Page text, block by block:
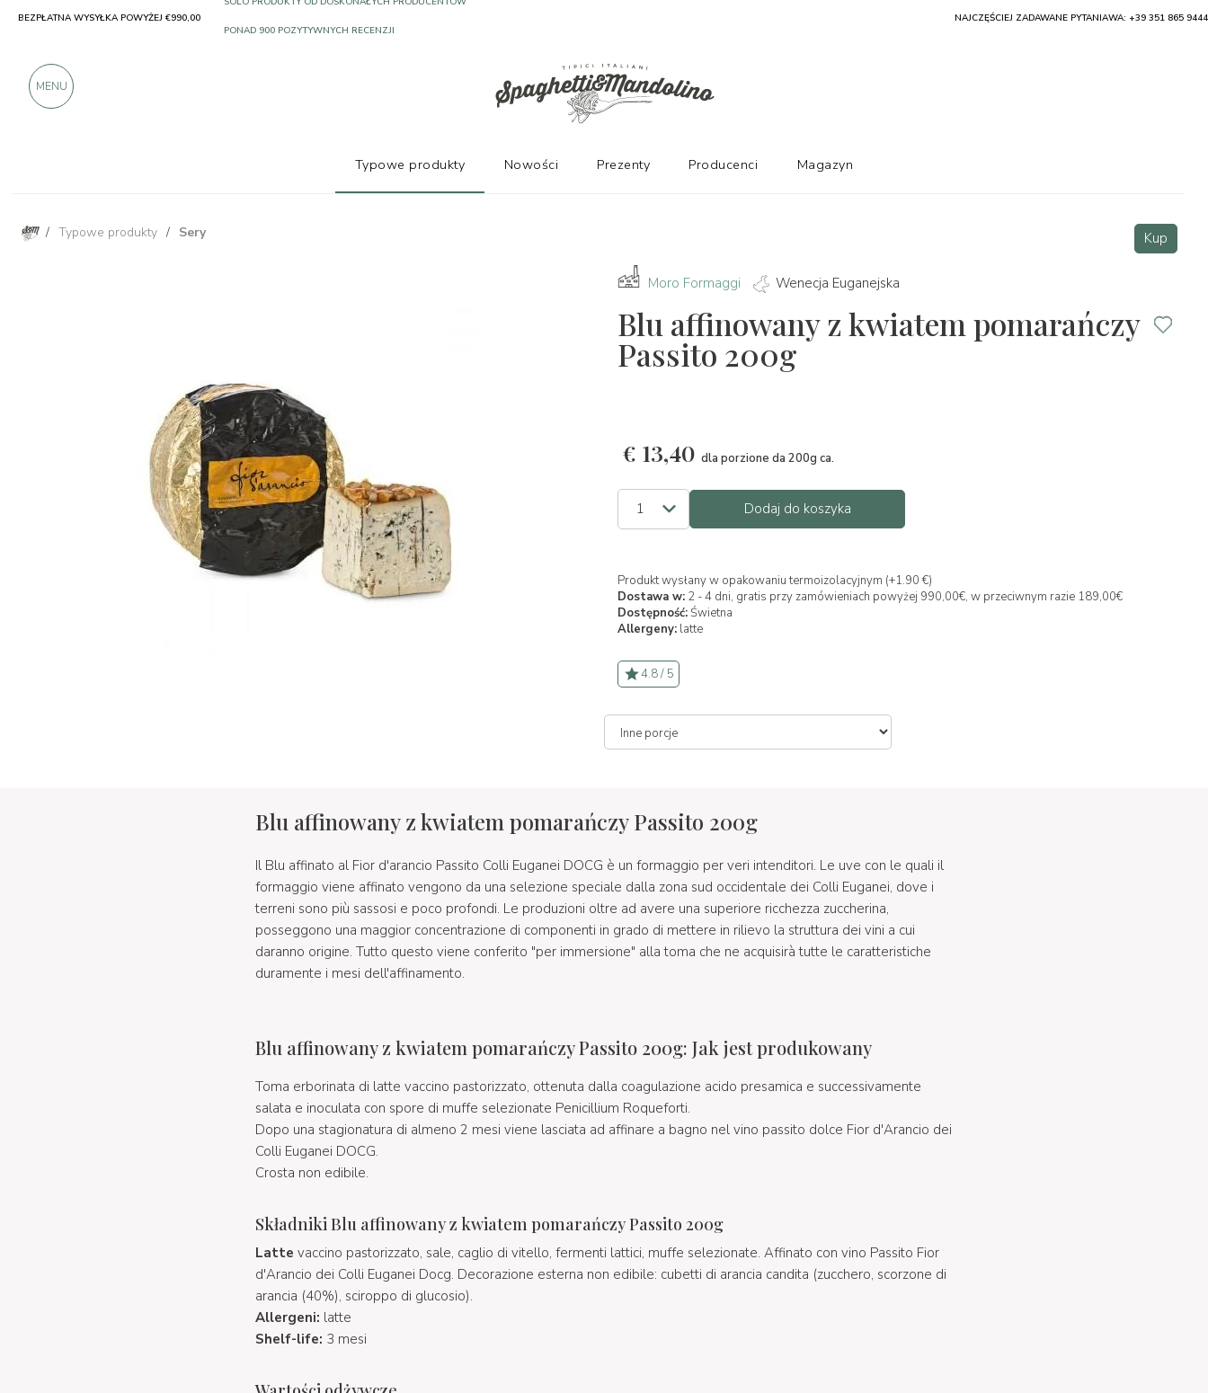
/ Typowe produkty / Sery Kup
Moro Formaggi Wenecja Euganejska
Blu affinowany z kwiatem pomarańczy
Passito 200g
€ 13,40 dla porzione da 200g ca.
Dodaj do koszyka
Produkt wysłany w opakowaniu termoizolacyjnym (+1.90 €)
Dostawa w: 2 - 4 dni, gratis przy zamówieniach powyżej 990,00€, w przeciwnym razie 189,00€
Dostępność:Świetna
Allergeny: latte
4.8 / 5
Blu affinowany z kwiatem pomarańczy Passito 200g
Il Blu affinato al Fior d'arancio Passito Colli Euganei DOCG è un formaggio per veri intenditori. Le uve con le quali il
formaggio viene affinato vengono da una selezione speciale dalla zona sud occidentale dei Colli Euganei, dove i
terreni sono più sassosi e poco profondi. Le produzioni oltre ad avere una superiore ricchezza zuccherina,
posseggono una maggior concentrazione di componenti in grado di mettere in rilievo la struttura dei vini a cui
daranno origine. Tutto questo viene conferito "per immersione" alla toma che ne acquisirà tutte le caratteristiche
duramente i mesi dell'affinamento.
Blu affinowany z kwiatem pomarańczy Passito 200g: Jak jest produkowany
Toma erborinata di latte vaccino pastorizzato, ottenuta dalla coagulazione acido presamica e successivamente
salata e inoculata con spore di muffe selezionate Penicillium Roqueforti.
Dopo una stagionatura di almeno 2 mesi viene lasciata ad affinare a bagno nel vino passito dolce Fior d'Arancio dei
Colli Euganei DOCG.
Crosta non edibile.
Składniki Blu affinowany z kwiatem pomarańczy Passito 200g
Latte vaccino pastorizzato, sale, caglio di vitello, fermenti lattici, muffe selezionate. Affinato con vino Passito Fior
d'Arancio dei Colli Euganei Docg. Decorazione esterna non edibile: cubetti di arancia candita (zucchero, scorzone di
arancia (40%), sciroppo di glucosio).
Allergeni: latte
Shelf-life: 3 mesi
BEZPŁATNA WYSYŁKA POWYŻEJ €990,00 NAJCZĘŚCIEJ ZADAWANE PYTANIAWA: +39 351 865 9444
MENU
Typowe produkty Nowości Prezenty Producenci Magazyn